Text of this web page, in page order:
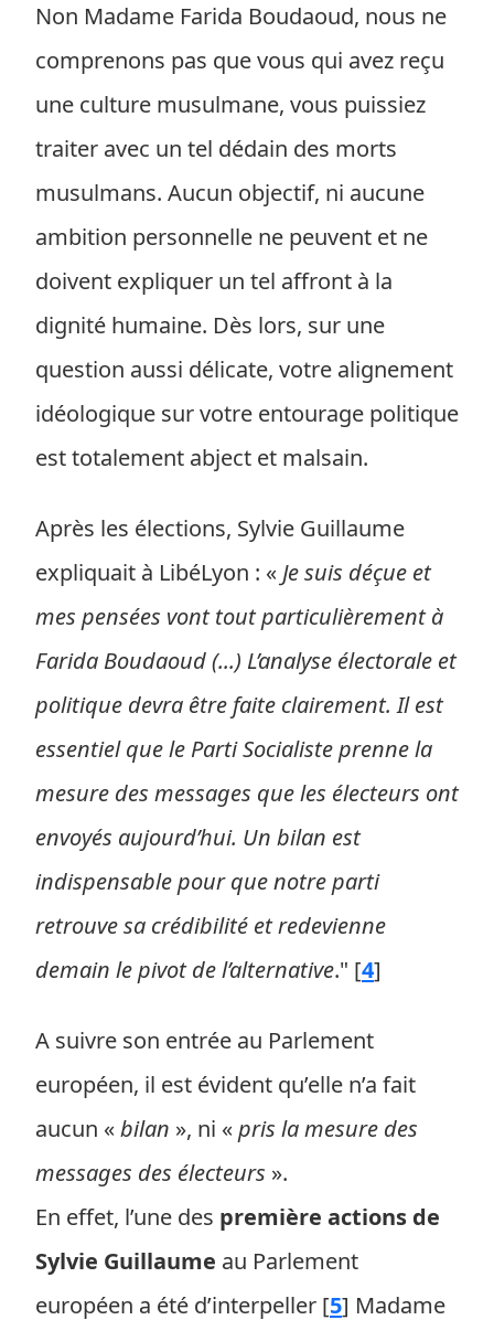
Non Madame Farida Boudaoud, nous ne
comprenons pas que vous qui avez reçu
une culture musulmane, vous puissiez
traiter avec un tel dédain des morts
musulmans. Aucun objectif, ni aucune
ambition personnelle ne peuvent et ne
doivent expliquer un tel affront à la
dignité humaine. Dès lors, sur une
question aussi délicate, votre alignement
idéologique sur votre entourage politique
est totalement abject et malsain.
Après les élections, Sylvie Guillaume
expliquait à LibéLyon : « Je suis déçue et
mes pensées vont tout particulièrement à
Farida Boudaoud (...) L’analyse électorale et
politique devra être faite clairement. Il est
essentiel que le Parti Socialiste prenne la
mesure des messages que les électeurs ont
envoyés aujourd’hui. Un bilan est
indispensable pour que notre parti
retrouve sa crédibilité et redevienne
demain le pivot de l’alternative." [4]
A suivre son entrée au Parlement
européen, il est évident qu’elle n’a fait
aucun «bilan », ni «pris la mesure des
messages des électeurs ».
En effet, l’une des première actions de
Sylvie Guillaume au Parlement
européen a été d’interpeller [5] Madame